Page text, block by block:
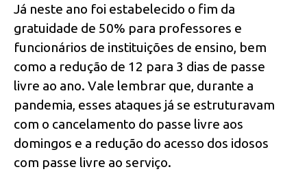
Já neste ano foi estabelecido o fim da
gratuidade de 50% para professores e
funcionários de instituições de ensino, bem
como a redução de 12 para 3 dias de passe
livre ao ano. Vale lembrar que, durante a
pandemia, esses ataques já se estruturavam
com o cancelamento do passe livre aos
domingos e a redução do acesso dos idosos
com passe livre ao serviço.